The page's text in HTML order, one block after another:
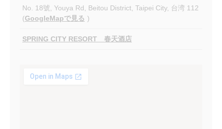
No. 18號, Youya Rd, Beitou District, Taipei City, 台湾 112
(GoogleMapで見る )
SPRING CITY RESORT 春天酒店